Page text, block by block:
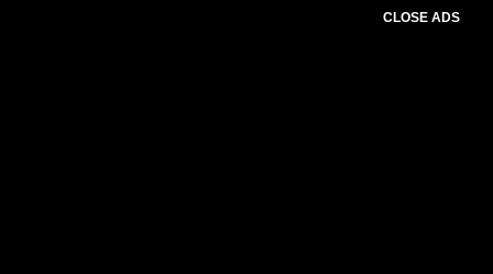
CLOSE ADS